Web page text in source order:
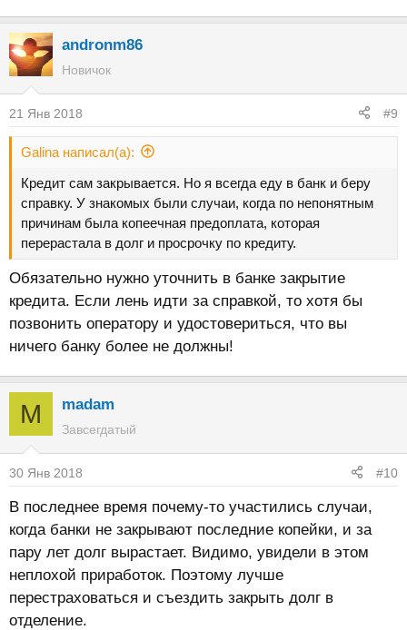
andronm86
Новичок
21 Янв 2018 #9
Galina написал(а):
Кредит сам закрывается. Но я всегда еду в банк и беру
справку. У знакомых были случаи, когда по непонятным
причинам была копеечная предоплата, которая
перерастала в долг и просрочку по кредиту.
Обязательно нужно уточнить в банке закрытие
кредита. Если лень идти за справкой, то хотя бы
позвонить оператору и удостовериться, что вы
ничего банку более не должны!
M madam
Завсегдатый
30 Янв 2018 #10
В последнее время почему-то участились случаи,
когда банки не закрывают последние копейки, и за
пару лет долг вырастает. Видимо, увидели в этом
неплохой приработок. Поэтому лучше
перестраховаться и съездить закрыть долг в
отделение.